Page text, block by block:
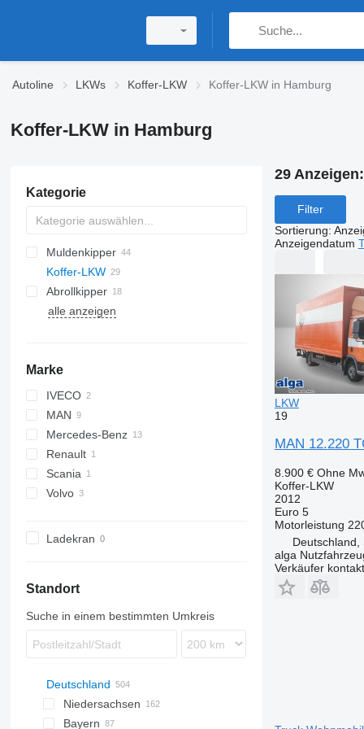
Autoline LKWs Koffer-LKW Koffer-LKW in Hamburg
Koffer-LKW in Hamburg
Kategorie
Muldenkipper
Koffer-LKW
Abrollkipper
alle anzeigen
Marke
IVECO
MAN
TGL
TGS
Mercedes-Benz
Actros
Atego
Renault
Premium
Scania
Volvo
Ladekran
Standort
Suche in einem bestimmten Umkreis
Deutschland
Niedersachsen
Hannover
Bayern
29 Anzeigen:
Filter
Sortierung:
Anzeigendatum
LKW
19
MAN 12.220
8.900 € Ohne
Koffer-LKW
2012
Euro 5
Motorleistung
Deutschland,
alga
Verkäufer